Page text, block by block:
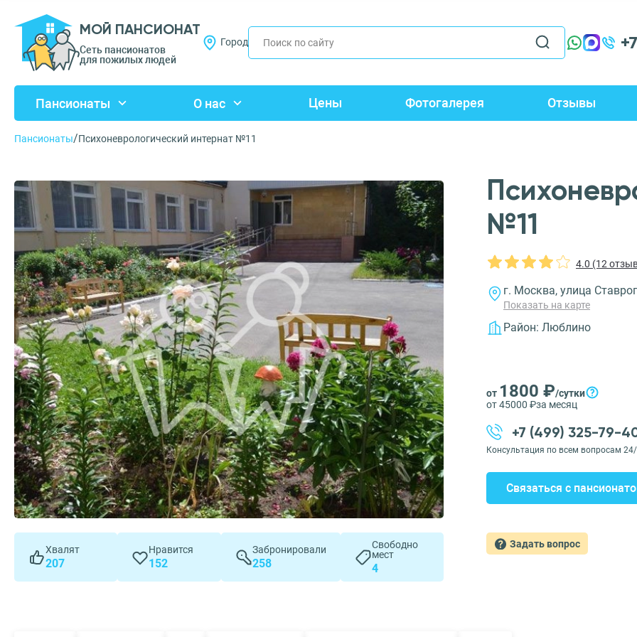
МОЙ ПАНСИОНАТ
Сеть пансионатов
для пожилых людей
Город
Пансионаты О нас Цены Фотогалерея Отзывы
Пансионаты/Психоневрологический интернат №11
Хвалят
207
Нравится
152
Забронировали
258
Свободно
мест
4
№11
4.0 (12
г. Москва, улица
Показать на карте
Район: Люблино
от 1800 ₽/сутки
от 45000 ₽за месяц
+7 (499) 325-79-
Консультация по всем вопросам
Связаться с
Задать вопрос